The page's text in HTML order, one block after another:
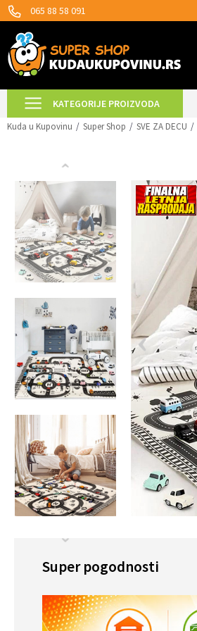
065 88 58 091
ZA 24H!
KATEGORIJE PROIZVODA
Kuda u Kupovinu Super Shop SVE ZA DECU
Super pogodnosti